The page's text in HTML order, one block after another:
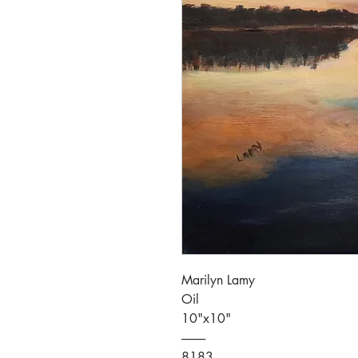
Marilyn Lamy
Oil
10"x10"
----------